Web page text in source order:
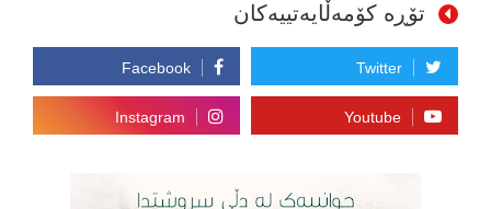
تۆڕە کۆمەڵایەتییەکان